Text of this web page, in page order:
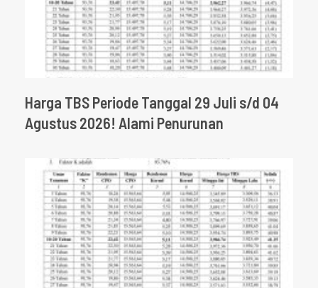
Harga TBS Periode Tanggal 29 Juli s/d 04
Agustus 2026! Alami Penurunan